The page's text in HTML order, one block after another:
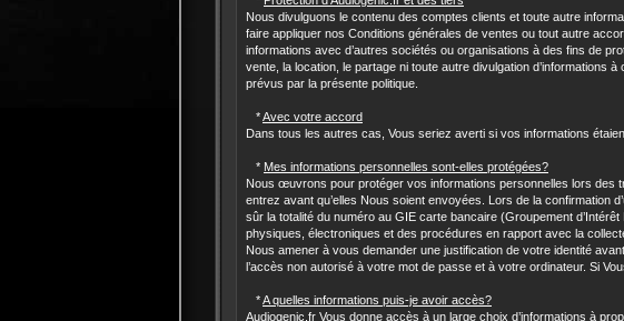
Nous divulguons le contenu des comptes clients et toute autre
faire appliquer nos Conditions générales de ventes ou tout autre
informations avec d’autres sociétés ou organisations à des fins de
vente, la location, le partage ni toute autre divulgation d’informations
prévus par la présente politique.
*Avec votre accord
Dans tous les autres cas, Vous seriez averti si vos informations
* Mes informations personnelles sont-elles protégées?
Nous œuvrons pour protéger vos informations personnelles lors des
entrez avant qu’elles Nous soient envoyées. Lors de la confirmation
sûr la totalité du numéro au GIE carte bancaire (Groupement
physiques, électroniques et des procédures en rapport avec la
Nous amener à vous demander une justification de votre identité
l’accès non autorisé à votre mot de passe et à votre ordinateur. Si
*A quelles informations puis-je avoir accès?
Audiogenic.fr Vous donne accès à un large choix d’informations à